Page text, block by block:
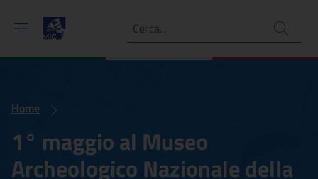
Ricerca
Home
1° maggio al Museo
Archeologico Nazionale della